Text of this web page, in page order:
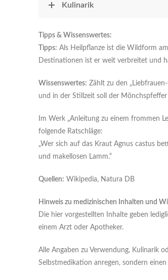
Kulinarik
Tipps & Wissenswertes:
Tipps: Als Heilpflanze ist die Wildform
Destinationen ist er weit verbreitet und
Wissenswertes: Zählt zu den
und in der Stillzeit soll der
Im Werk „Anleitung zu einem frommen
folgende Ratschläge:
„Wer sich auf das Kraut Agnus castus
und makellosen Lamm.“
Quellen: Wikipedia, Natura DB
Hinweis zu medizinischen Inhalten und
Die hier vorgestellten Inhalte geben
einem Arzt oder Apotheker.
Alle Angaben zu Verwendung, Kulinarik
Selbstmedikation anregen, sondern